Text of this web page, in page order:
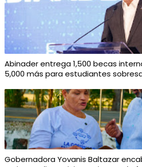
Abinader entrega 1,500 becas
5,000 más para estudiantes
Gobernadora Yovanis Baltazar